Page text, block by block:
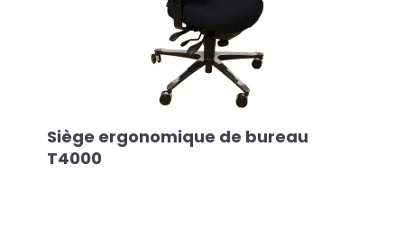
Siège ergonomique de bureau
T4000